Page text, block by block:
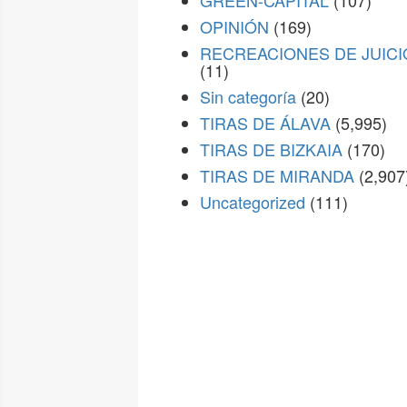
OPINIÓN (169)
RECREACIONES DE
(11)
Sin categoría (20)
TIRAS DE ÁLAVA (5,995)
TIRAS DE BIZKAIA (170)
TIRAS DE MIRANDA
Uncategorized (111)